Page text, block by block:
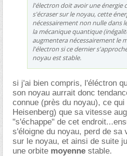
l'électron doit avoir une énergie
s'écraser sur le noyau, cette
nécessairement non nulle dans
la mécanique quantique
augmentera nécessairement le
l'électron si ce dernier
noyau est stable.
si j'ai bien compris, l'éléctron
son noyau aurrait donc
connue (près du noyau), ce
Heisenberg) que sa vitesse
"s'échappe" de cet
s'éloigne du noyau, perd de sa
sur le noyau, et ainsi de suite
une orbite moyenne stable.